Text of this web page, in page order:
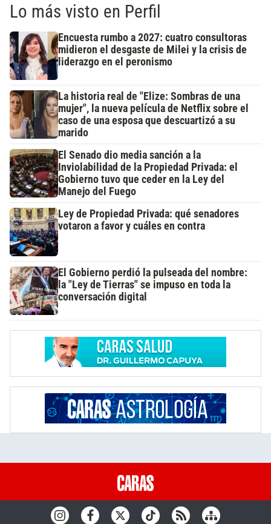
Lo más visto en Perfil
Encuesta rumbo a 2027: cuatro consultoras
midieron el desgaste de Milei y la crisis de
liderazgo en el peronismo
La historia real de "Elize: Sombras de una
mujer", la nueva película de Netflix sobre el
caso de una esposa que descuartizó a su
marido
El Senado dio media sanción a la
Inviolabilidad de la Propiedad Privada: el
Gobierno tuvo que ceder en la Ley del
Manejo del Fuego
Ley de Propiedad Privada: qué senadores
votaron a favor y cuáles en contra
El Gobierno perdió la pulseada del nombre:
la "Ley de Tierras" se impuso en toda la
conversación digital